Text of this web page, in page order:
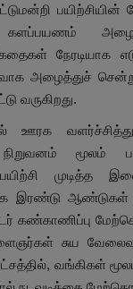
பயிற்சியின்
களப்பயணம்
நேரடியாக
அழைத்துச்
வருகிறது.
ஊரக
மூலம்
பயிற்சி முடித்த
இரண்டு ஆண்டுகள்
கண்காணிப்பு
சுய
வங்கிகள்